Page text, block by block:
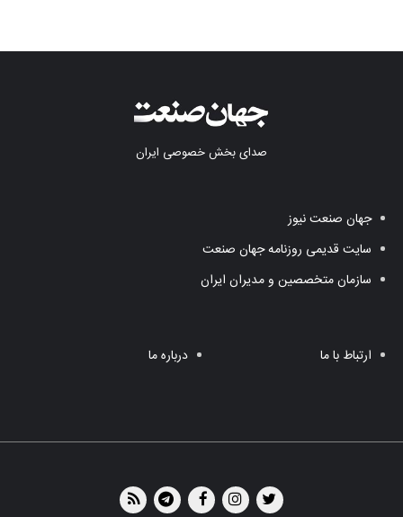
صدای بخش خصوصی ایران
جهان صنعت نیوز
سایت قدیمی روزنامه جهان صنعت
سازمان متخصصین و مدیران ایران
ارتباط با ما درباره ما